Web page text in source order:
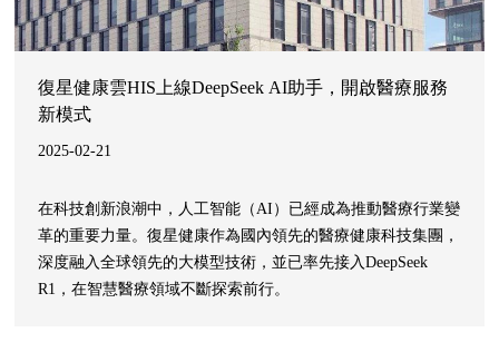
復星健康雲HIS上線DeepSeek AI助手，開啟醫療服務
新模式
2025-02-21
在科技創新浪潮中，人工智能（AI）已經成為推動醫療行業變
革的重要力量。復星健康作為國內領先的醫療健康科技集團，
深度融入全球領先的大模型技術，並已率先接入DeepSeek
R1，在智慧醫療領域不斷探索前行。